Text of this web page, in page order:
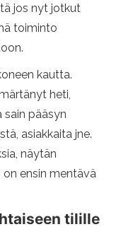
jos nyt jotkut
toiminto
kautta.
heti,
sain pääsyn
asiakkaita jne.
näytän
ensin mentävä
tilille